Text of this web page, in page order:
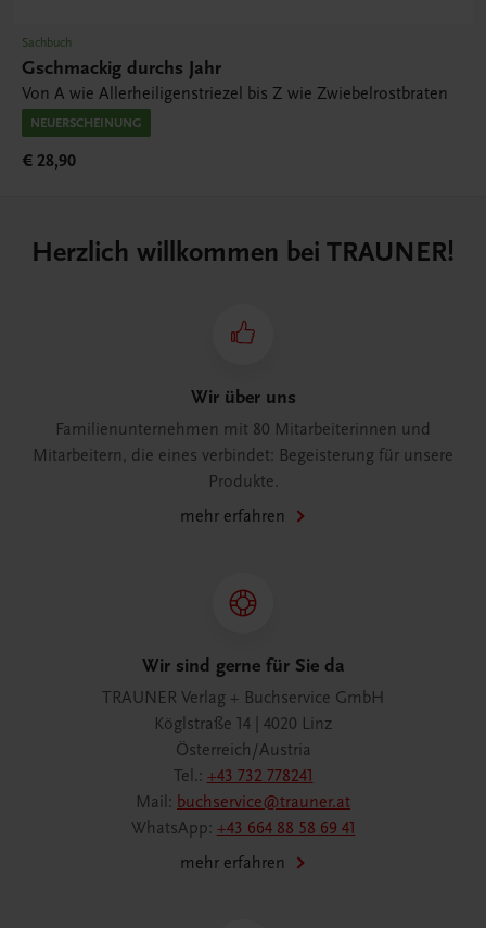
Sachbuch
Gschmackig durchs Jahr
Von A wie Allerheiligenstriezel bis Z wie Zwiebelrostbraten
NEUERSCHEINUNG
€ 28,90
Herzlich willkommen bei TRAUNER!
Wir über uns
Familienunternehmen mit 80 Mitarbeiterinnen und
Mitarbeitern, die eines verbindet: Begeisterung für unsere
Produkte.
mehr erfahren
Wir sind gerne für Sie da
TRAUNER Verlag + Buchservice GmbH
Köglstraße 14 | 4020 Linz
Österreich/Austria
Tel.: +43 732 778241
Mail: buchservice@trauner.at
WhatsApp: +43 664 88 58 69 41
mehr erfahren